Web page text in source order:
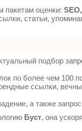
пакетам оценки:
статьи,
подбор
по более чем 100
ссылки,
а также
Буст, она